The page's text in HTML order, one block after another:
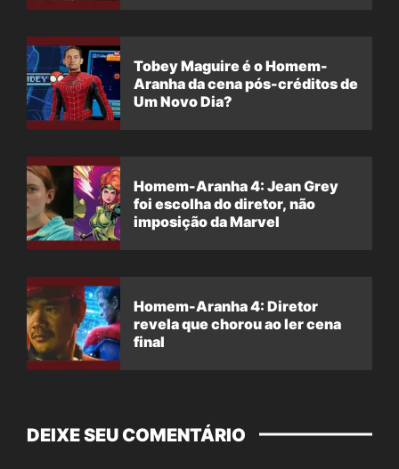
Tobey Maguire é o Homem-
Aranha da cena pós-créditos de
Um Novo Dia?
Homem-Aranha 4: Jean Grey
foi escolha do diretor, não
imposição da Marvel
Homem-Aranha 4: Diretor
revela que chorou ao ler cena
final
DEIXE SEU COMENTÁRIO